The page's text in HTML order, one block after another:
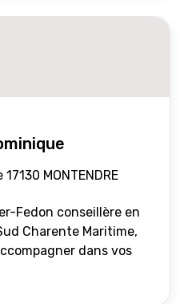
MONTENDRE
Fedon conseillère en
Charente Maritime,
dans vos